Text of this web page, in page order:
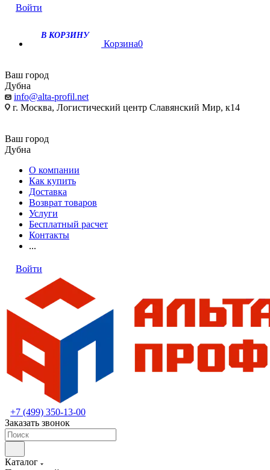
Войти
В КОРЗИНУ
Корзина0
Ваш город
Дубна
info@alta-profil.net
г. Москва, Логистический центр Славянский Мир, к14
Ваш город
Дубна
О компании
Как купить
Доставка
Возврат товаров
Услуги
Бесплатный расчет
Контакты
...
Войти
+7 (499) 350-13-00
Заказать звонок
Каталог